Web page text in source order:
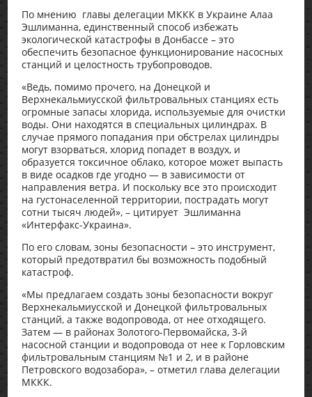
По мнению главы делегации МККК в Украине Алаа
Эшлиманна, единственный способ избежать
экологической катастрофы в Донбассе – это
обеспечить безопасное функционирование насосных
станций и целостность трубопроводов.
«Ведь, помимо прочего, на Донецкой и
Верхнекальмиусской фильтровальных станциях есть
огромные запасы хлорида, используемые для очистки
воды. Они находятся в специальных цилиндрах. В
случае прямого попадания при обстрелах цилиндры
могут взорваться, хлорид попадет в воздух, и
образуется токсичное облако, которое может выпасть
в виде осадков где угодно — в зависимости от
направления ветра. И поскольку все это происходит
на густонаселенной территории, пострадать могут
сотни тысяч людей», – цитирует Эшлиманна
«Интерфакс-Украина».
По его словам, зоны безопасности – это инструмент,
который предотвратил бы возможность подобный
катастроф.
«Мы предлагаем создать зоны безопасности вокруг
Верхнекальмиусской и Донецкой фильтровальных
станций, а также водопровода, от нее отходящего.
Затем — в районах Золотого-Первомайска, 3-й
насосной станции и водопровода от нее к Горловским
фильтровальным станциям №1 и 2, и в районе
Петровского водозабора», – отметил глава делегации
МККК.